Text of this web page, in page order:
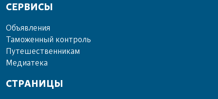
СЕРВИСЫ
Объ­яв­ле­ния
Та­мо­жен­ный кон­троль
Пу­те­шест­вен­ни­кам
Ме­диа­те­ка
СТРАНИЦЫ